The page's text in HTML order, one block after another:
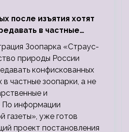
после изъятия хотят
в частные
Зоопарка «Страус-
природы России
конфискованных
частные зоопарки, а не
и
По информации
газеты», уже готов
проект постановления